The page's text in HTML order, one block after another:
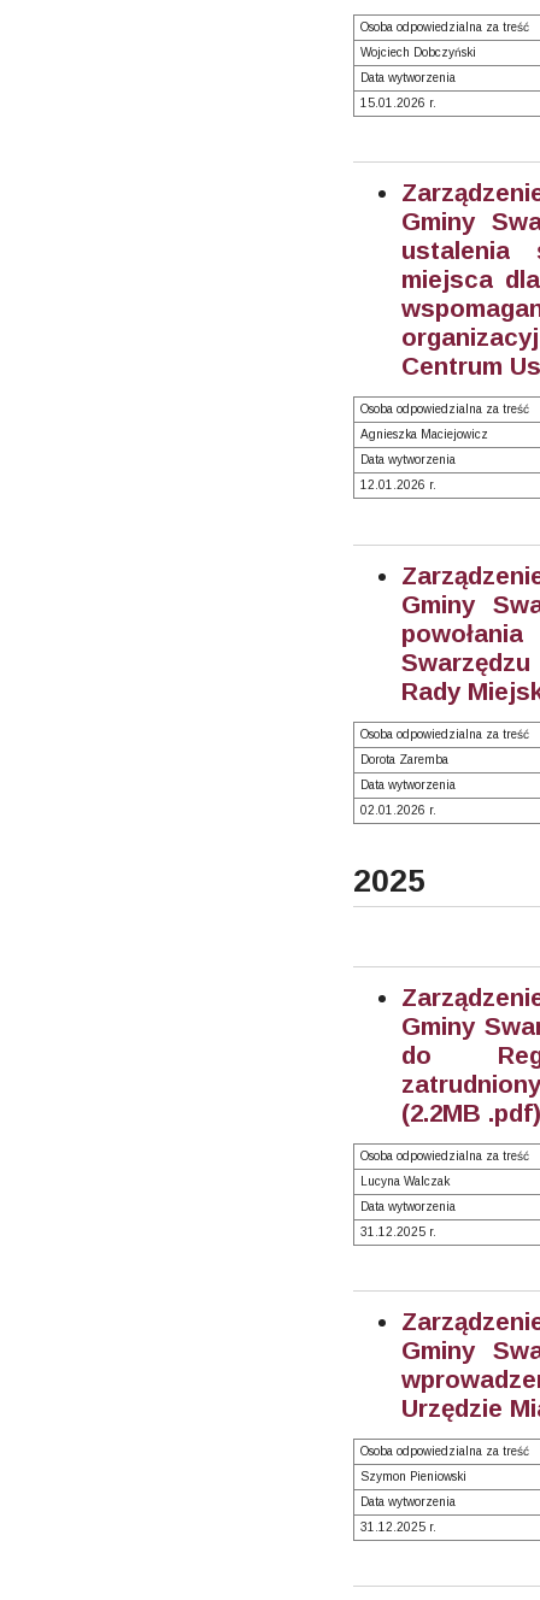
Osoba odpowiedzialna za treść
Wojciech Dobczyński
Data wytworzenia
15.01.2026 r.
Gminy
ustalenia
miejsca
Centrum
Osoba odpowiedzialna za treść
Agnieszka Maciejowicz
Data wytworzenia
12.01.2026 r.
Gminy
Rady
Osoba odpowiedzialna za treść
Dorota Zaremba
Data wytworzenia
02.01.2026 r.
2025
Gminy
do
(2.2MB
Osoba odpowiedzialna za treść
Lucyna Walczak
Data wytworzenia
31.12.2025 r.
Gminy
Urzędzie
Osoba odpowiedzialna za treść
Szymon Pieniowski
Data wytworzenia
31.12.2025 r.